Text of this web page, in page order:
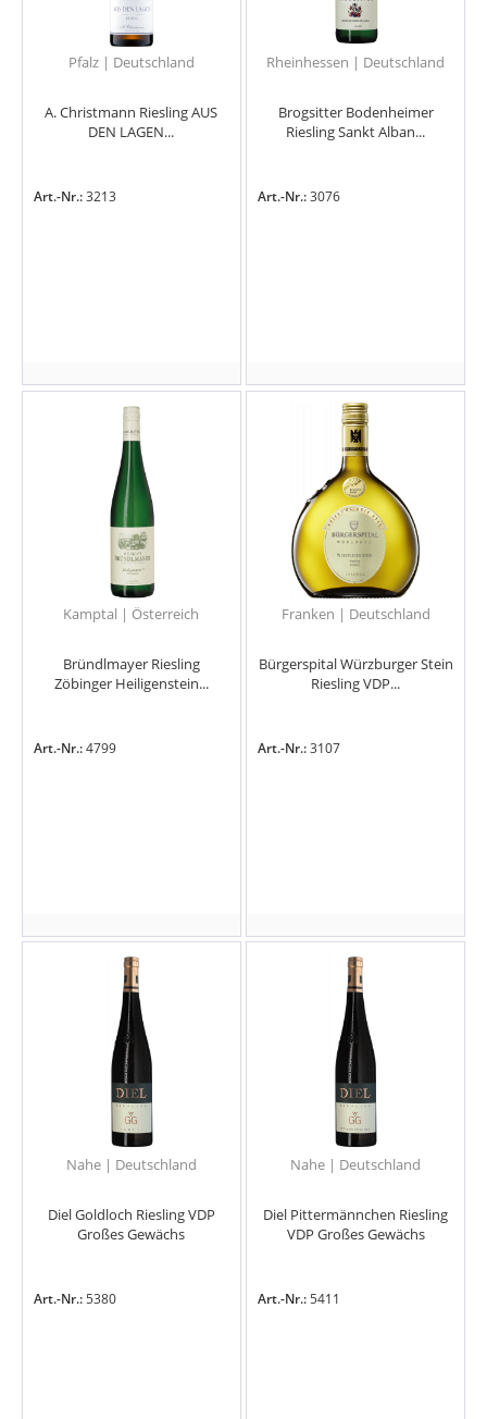
Pfalz | Deutschland
A. Christmann Riesling AUS
DEN LAGEN...
Art.-Nr.:3213
Rheinhessen | Deutschland
Brogsitter Bodenheimer
Riesling Sankt Alban...
Art.-Nr.:3076
Kamptal | Österreich
Bründlmayer Riesling
Zöbinger Heiligenstein...
Art.-Nr.:4799
Franken | Deutschland
Bürgerspital Würzburger Stein
Riesling VDP...
Art.-Nr.:3107
Nahe | Deutschland
Diel Goldloch Riesling VDP
Großes Gewächs
Art.-Nr.:5380
Nahe | Deutschland
Diel Pittermännchen Riesling
VDP Großes Gewächs
Art.-Nr.:5411